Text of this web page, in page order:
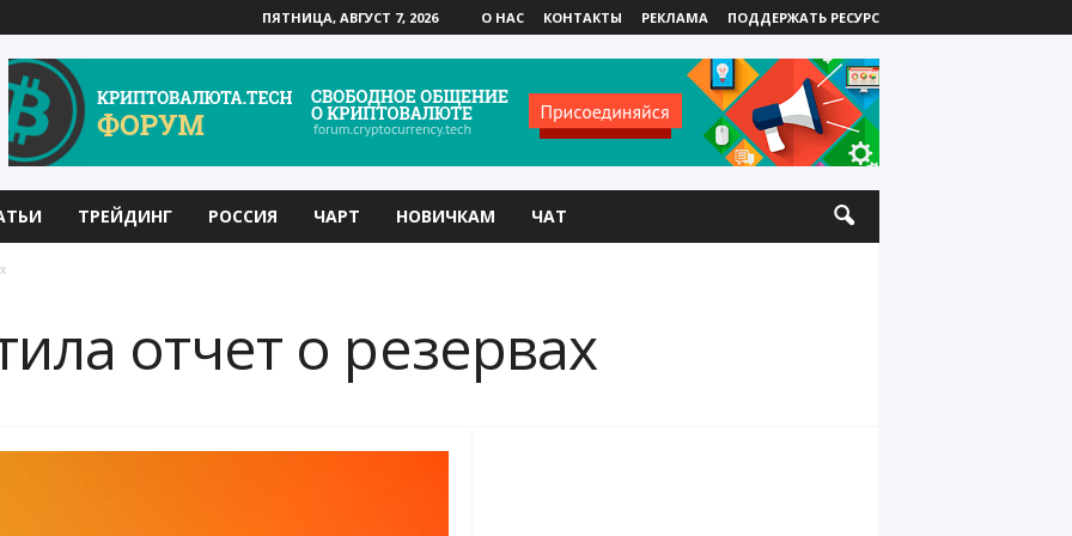
ПЯТНИЦА, АВГУСТ 7, 2026 О НАС КОНТАКТЫ РЕКЛАМА ПОДДЕРЖАТЬ РЕСУРС
ТРЕЙДИНГ РОССИЯ ЧАРТ НОВИЧКАМ ЧАТ
отчет о резервах